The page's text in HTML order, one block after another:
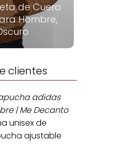
de Cuero
Hombre,
clientes
adidas
| Me Decanto
unisex de
ajustable